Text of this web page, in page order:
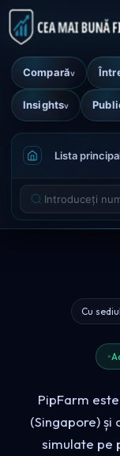
Comparăv
Insightsv
Lista
Cu
PipFarm
(Singapore)
simulate pe